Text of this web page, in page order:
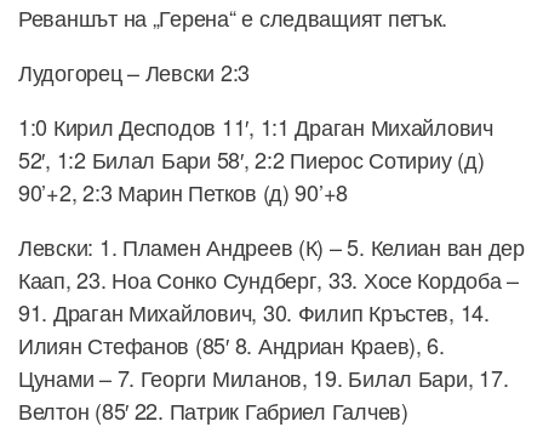
Реваншът на „Герена“ е следващият петък.
Лудогорец – Левски 2:3
1:0 Кирил Десподов 11′, 1:1 Драган Михайлович
52′, 1:2 Билал Бари 58′, 2:2 Пиерос Сотириу (д)
90’+2, 2:3 Марин Петков (д) 90’+8
Левски: 1. Пламен Андреев (К) – 5. Келиан ван дер
Каап, 23. Ноа Сонко Сундберг, 33. Хосе Кордоба –
91. Драган Михайлович, 30. Филип Кръстев, 14.
Илиян Стефанов (85′ 8. Андриан Краев), 6.
Цунами – 7. Георги Миланов, 19. Билал Бари, 17.
Велтон (85′ 22. Патрик Габриел Галчев)